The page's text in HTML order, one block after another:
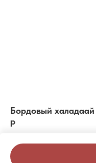
Бордовый
р